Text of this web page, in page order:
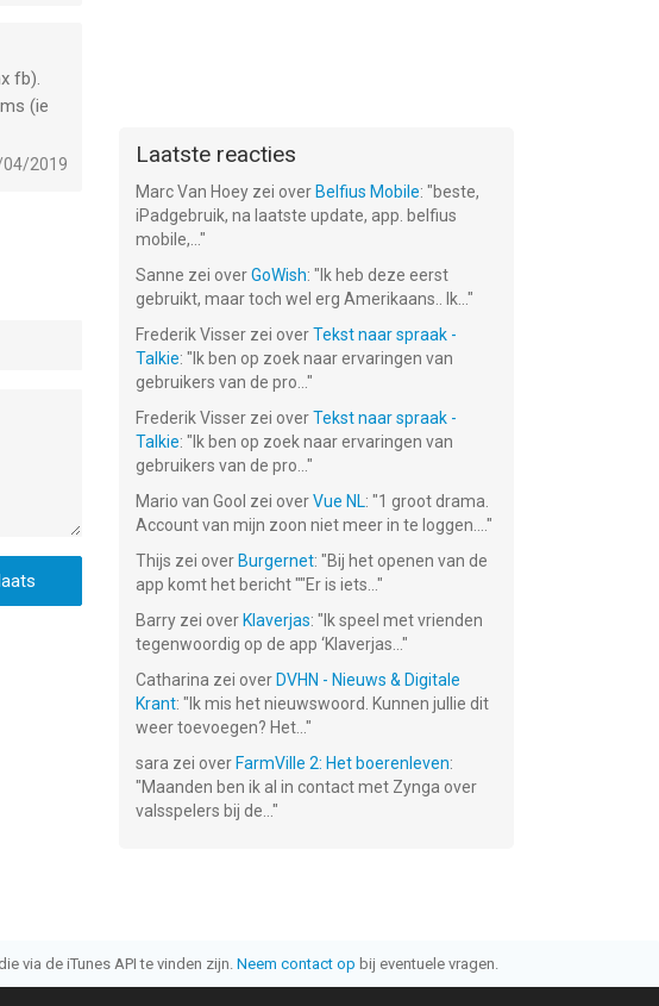
fb).
(ie
2019 Laatste reacties
Marc Van Hoey zei over Belfius Mobile: "beste,
iPadgebruik, na laatste update, app. belfius
mobile,... "
Sanne zei overGoWish: " Ik heb deze eerst
gebruikt, maar toch wel erg Amerikaans.. Ik... "
Frederik Visser zei overTekst naar spraak -
Talkie: " Ik ben op zoek naar ervaringen van
gebruikers van de pro... "
Frederik Visser zei overTekst naar spraak -
Talkie: " Ik ben op zoek naar ervaringen van
gebruikers van de pro... "
Mario van Gool zei overVue NL: "1 groot drama.
Account van mijn zoon niet meer in te loggen.... "
Thijs zei over Burgernet: "Bij het openen van de
app komt het bericht ""Er is iets... "
Barry zei over Klaverjas: " Ik speel met vrienden
tegenwoordig op de app ‘Klaverjas... "
Catharina zei over DVHN - Nieuws & Digitale
Krant: " Ik mis het nieuwswoord. Kunnen jullie dit
weer toevoegen? Het... "
sara zei over FarmVille 2: Het boerenleven:
"Maanden ben ik al in contact met Zynga over
valsspelers bij de... "
via de iTunes API te vinden zijn. Neem contact op bij eventuele vragen.